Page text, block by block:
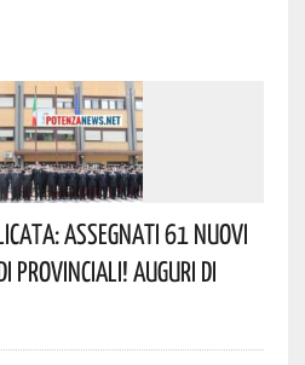
Assegnati 61 Nuovi
Provinciali! Auguri Di